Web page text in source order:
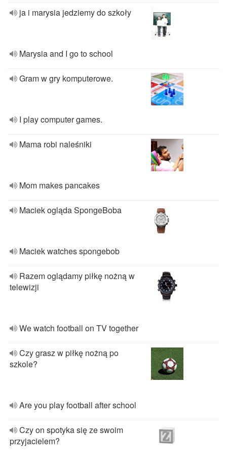
ja i marysia jedziemy do szkoły
Marysia and I go to school
Gram w gry komputerowe.
I play computer games.
Mama robi naleśniki
Mom makes pancakes
Maciek ogląda SpongeBoba
Maciek watches spongebob
Razem oglądamy piłkę nożną w
telewizji
We watch football on TV together
Czy grasz w piłkę nożną po
szkole?
Are you play football after school
Czy on spotyka się ze swoim
przyjacielem?